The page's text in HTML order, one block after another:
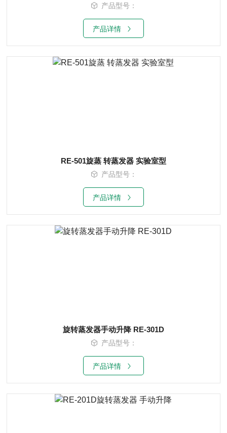
产品型号：
产品详情
RE-501旋蒸 转蒸发器 实验室型
产品型号：
产品详情
旋转蒸发器手动升降 RE-301D
产品型号：
产品详情